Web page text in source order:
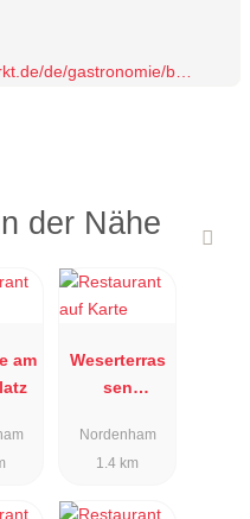
de/gastronomie/bar-r
der Nähe
am
Weserterras
sen
Nordenham
1.4 km